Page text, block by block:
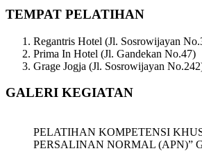
TEMPAT PELATIHAN
Regantris Hotel (Jl. Sosrowijayan
Prima In Hotel (Jl. Gandekan No.47)
Grage Jogja (Jl. Sosrowijayan
GALERI KEGIATAN
PELATIHAN KOMPETENSI
PERSALINAN NORMAL (APN)”